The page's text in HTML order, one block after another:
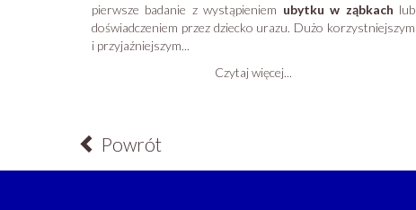
pierwsze badanie z wystąpieniem ubytku w ząbkach lub
doświadczeniem przez dziecko urazu. Dużo korzystniejszym
i przyjaźniejszym...
Czytaj więcej...
Powrót